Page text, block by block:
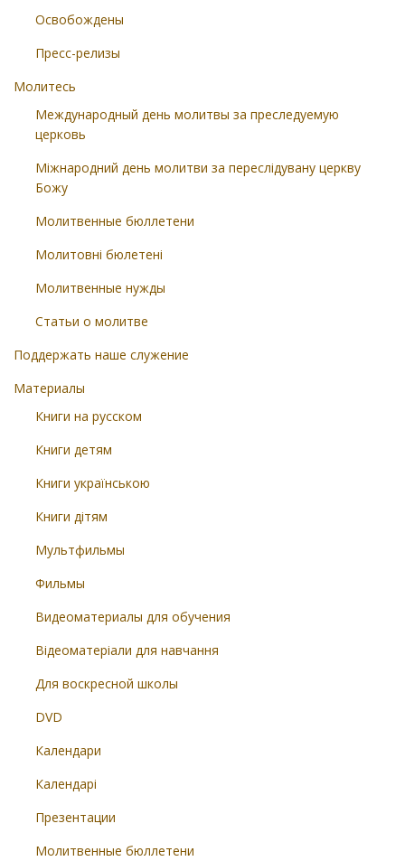
Освобождены
Пресс-релизы
Молитесь
Международный день молитвы за преследуемую
церковь
Міжнародний день молитви за переслідувану церкву
Божу
Молитвенные бюллетени
Молитовні бюлетені
Молитвенные нужды
Статьи о молитве
Поддержать наше служение
Материалы
Книги на русском
Книги детям
Книги українською
Книги дітям
Мультфильмы
Фильмы
Видеоматериалы для обучения
Відеоматеріали для навчання
Для воскресной школы
DVD
Календари
Календарі
Презентации
Молитвенные бюллетени